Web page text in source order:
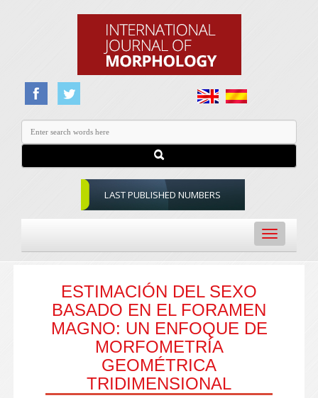
LAST PUBLISHED NUMBERS
Toggle
navigation
ESTIMACIÓN DEL SEXO
BASADO EN EL FORAMEN
MAGNO: UN ENFOQUE DE
MORFOMETRÍA
GEOMÉTRICA
TRIDIMENSIONAL